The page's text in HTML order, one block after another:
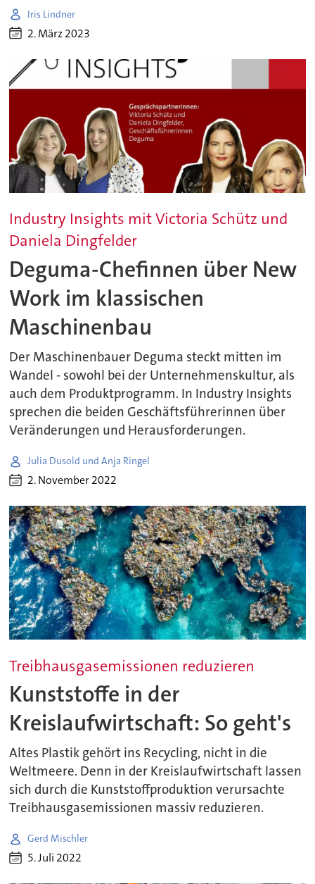
Iris Lindner
2. März 2023
Industry Insights mit Victoria Schütz und
Daniela Dingfelder
Deguma-Chefinnen über New
Work im klassischen
Maschinenbau
Der Maschinenbauer Deguma steckt mitten im
Wandel - sowohl bei der Unternehmenskultur, als
auch dem Produktprogramm. In Industry Insights
sprechen die beiden Geschäftsführerinnen über
Veränderungen und Herausforderungen.
Julia Dusold und Anja Ringel
2. November 2022
Treibhausgasemissionen reduzieren
Kunststoffe in der
Kreislaufwirtschaft: So geht's
Altes Plastik gehört ins Recycling, nicht in die
Weltmeere. Denn in der Kreislaufwirtschaft lassen
sich durch die Kunststoffproduktion verursachte
Treibhausgasemissionen massiv reduzieren.
Gerd Mischler
5. Juli 2022